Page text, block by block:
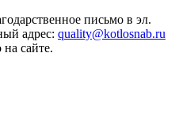
письмо в эл.
адрес: quality@kotlosnab.ru
сайте.